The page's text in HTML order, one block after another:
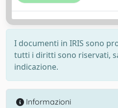
I documenti in IRIS sono
tutti i diritti sono riservati,
indicazione.
Informazioni